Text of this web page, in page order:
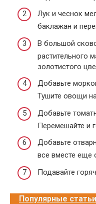
Лук и чеснок
баклажан и
В большой
растительного
золотистого
Добавьте
Тушите овощи
Добавьте
Перемешайте и
Добавьте
все вместе еще
Подавайте
Популярные статьи